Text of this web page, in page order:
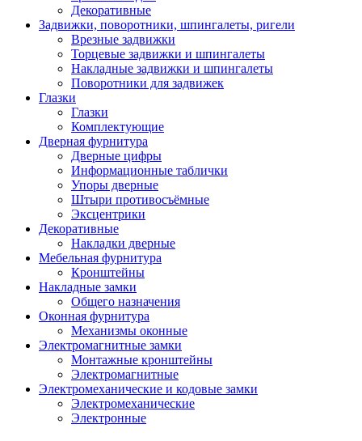
Декоративные
Задвижки, поворотники, шпингалеты, ригели
Врезные задвижки
Торцевые задвижки и шпингалеты
Накладные задвижки и шпингалеты
Поворотники для задвижек
Глазки
Глазки
Комплектующие
Дверная фурнитура
Дверные цифры
Информационные таблички
Упоры дверные
Штыри противосъёмные
Эксцентрики
Декоративные
Накладки дверные
Мебельная фурнитура
Кронштейны
Накладные замки
Общего назначения
Оконная фурнитура
Механизмы оконные
Электромагнитные замки
Монтажные кронштейны
Электромагнитные
Электромеханические и кодовые замки
Электромеханические
Электронные